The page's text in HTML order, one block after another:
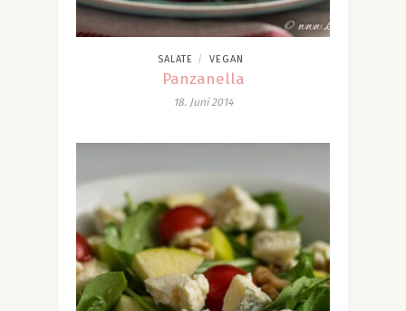
SALATE / VEGAN
Panzanella
18. Juni 2014